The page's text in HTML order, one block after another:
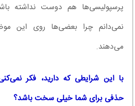
پرسپولیسی‌ها هم دوست نداشته
نمی‌دانم چرا بعضی‌ها روی این
می‌دهند.
با این شرایطی که دارید، فکر
حذفی برای شما خیلی سخت باشد؟